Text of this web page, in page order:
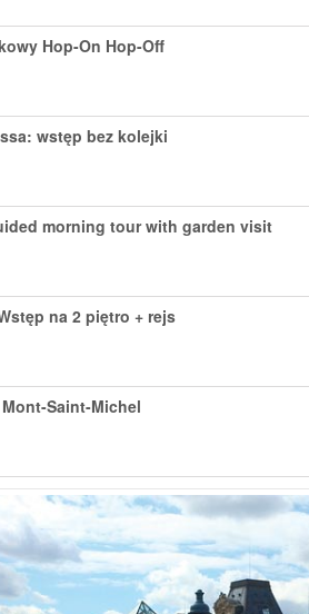
Hop-On Hop-Off
wstęp bez kolejki
morning tour with garden visit
na 2 piętro + rejs
Saint-Michel